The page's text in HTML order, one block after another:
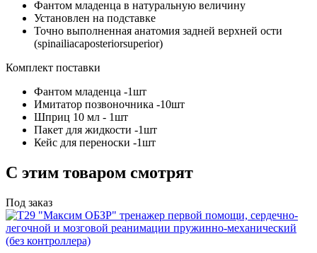
Фантом младенца в натуральную величину
Установлен на подставке
Точно выполненная анатомия задней верхней ости
(spinailiacaposteriorsuperior)
Комплект поставки
Фантом младенца -1шт
Имитатор позвоночника -10шт
Шприц 10 мл - 1шт
Пакет для жидкости -1шт
Кейс для переноски -1шт
С этим товаром смотрят
Под заказ